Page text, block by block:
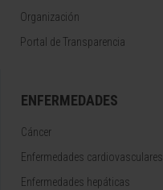
Organización
Portal de Transparencia
ENFERMEDADES
Cáncer
Enfermedades cardiovasculares
Enfermedades hepáticas